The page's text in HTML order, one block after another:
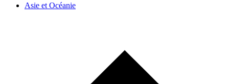
Asie et Océanie